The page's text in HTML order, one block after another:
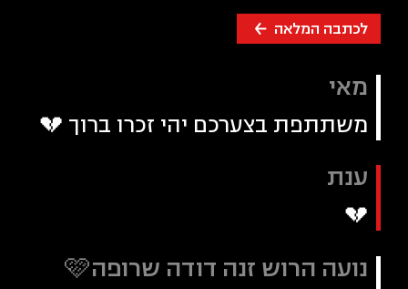
לכתבה המלאה
מאי
משתתפת בצערכם יהי זכרו ברוך 💔
ענת
💔
נועה הרוש זנה דודה שרופה🩷